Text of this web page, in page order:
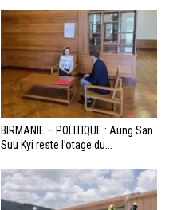
BIRMANIE – POLITIQUE : Aung San
Suu Kyi reste l’otage du...